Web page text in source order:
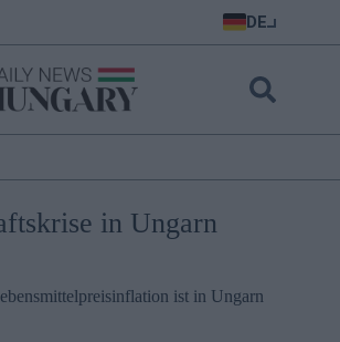
DE
in Ungarn
ist in Ungarn